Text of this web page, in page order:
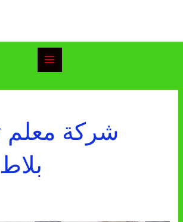
شركة معلم